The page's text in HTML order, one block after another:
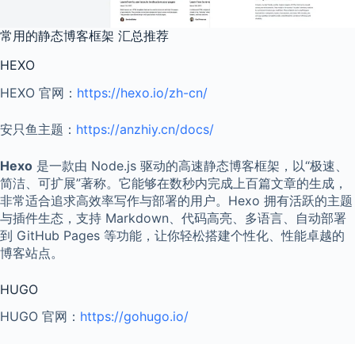
常用的静态博客框架 汇总推荐
HEXO
HEXO 官网： https://hexo.io/zh-cn/
安只鱼主题： https://anzhiy.cn/docs/
Hexo 是一款由 Node.js 驱动的高速静态博客框架，以“极速、
简洁、可扩展”著称。它能够在数秒内完成上百篇文章的生成，
非常适合追求高效率写作与部署的用户。Hexo 拥有活跃的主题
与插件生态，支持 Markdown、代码高亮、多语言、自动部署
到 GitHub Pages 等功能，让你轻松搭建个性化、性能卓越的
博客站点。
HUGO
HUGO 官网： https://gohugo.io/